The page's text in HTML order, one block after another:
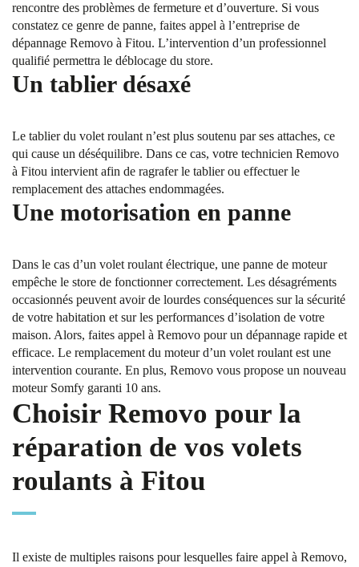
rencontre des problèmes de fermeture et d’ouverture. Si vous
constatez ce genre de panne, faites appel à l’entreprise de
dépannage Removo à Fitou. L’intervention d’un professionnel
qualifié permettra le déblocage du store.
Un tablier désaxé
Le tablier du volet roulant n’est plus soutenu par ses attaches, ce
qui cause un déséquilibre. Dans ce cas, votre technicien Removo
à Fitou intervient afin de ragrafer le tablier ou effectuer le
remplacement des attaches endommagées.
Une motorisation en panne
Dans le cas d’un volet roulant électrique, une panne de moteur
empêche le store de fonctionner correctement. Les désagréments
occasionnés peuvent avoir de lourdes conséquences sur la sécurité
de votre habitation et sur les performances d’isolation de votre
maison. Alors, faites appel à Removo pour un dépannage rapide et
efficace. Le remplacement du moteur d’un volet roulant est une
intervention courante. En plus, Removo vous propose un nouveau
moteur Somfy garanti 10 ans.
Choisir Removo pour la
réparation de vos volets
roulants à Fitou
Il existe de multiples raisons pour lesquelles faire appel à Removo,